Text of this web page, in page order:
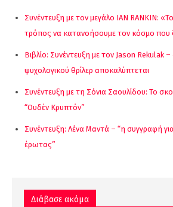
Συνέντευξη με τον μεγάλο IAN RANKIN:
τρόπος να κατανοήσουμε τον κόσμο που
Βιβλίο: Συνέντευξη με τον Jason Rekulak –
ψυχολογικού θρίλερ αποκαλύπτεται
Συνέντευξη με τη Σόνια Σαουλίδου: Το
“Ουδέν Κρυπτόν”
Συνέντευξη: Λένα Μαντά – “η συγγραφή για
έρωτας”
Διάβασε ακόμα